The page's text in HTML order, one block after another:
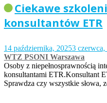
Ciekawe
konsultantów ETR
14 października, 20253 czerwca,
WTZ PSONI Warszawa
Osoby z niepełnosprawnością
konsultantami ETR.Konsultant
Sprawdza czy wszystkie słowa,